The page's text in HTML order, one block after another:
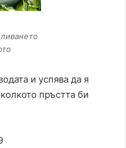
и успява да я
пръстта би